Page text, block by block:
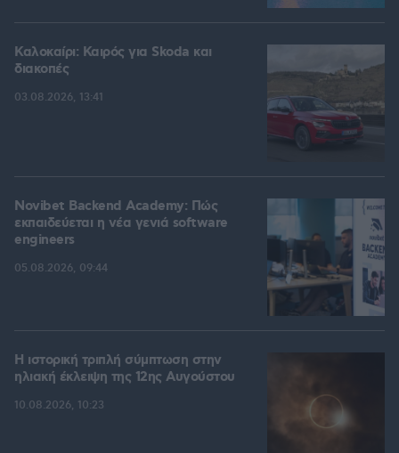
Καλοκαίρι: Καιρός για Skoda και
διακοπές
03.08.2026, 13:41
Novibet Backend Academy: Πώς
εκπαιδεύεται η νέα γενιά software
engineers
05.08.2026, 09:44
Η ιστορική τριπλή σύμπτωση στην
ηλιακή έκλειψη της 12ης Αυγούστου
10.08.2026, 10:23